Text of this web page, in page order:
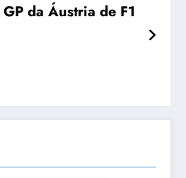
da Áustria de F1